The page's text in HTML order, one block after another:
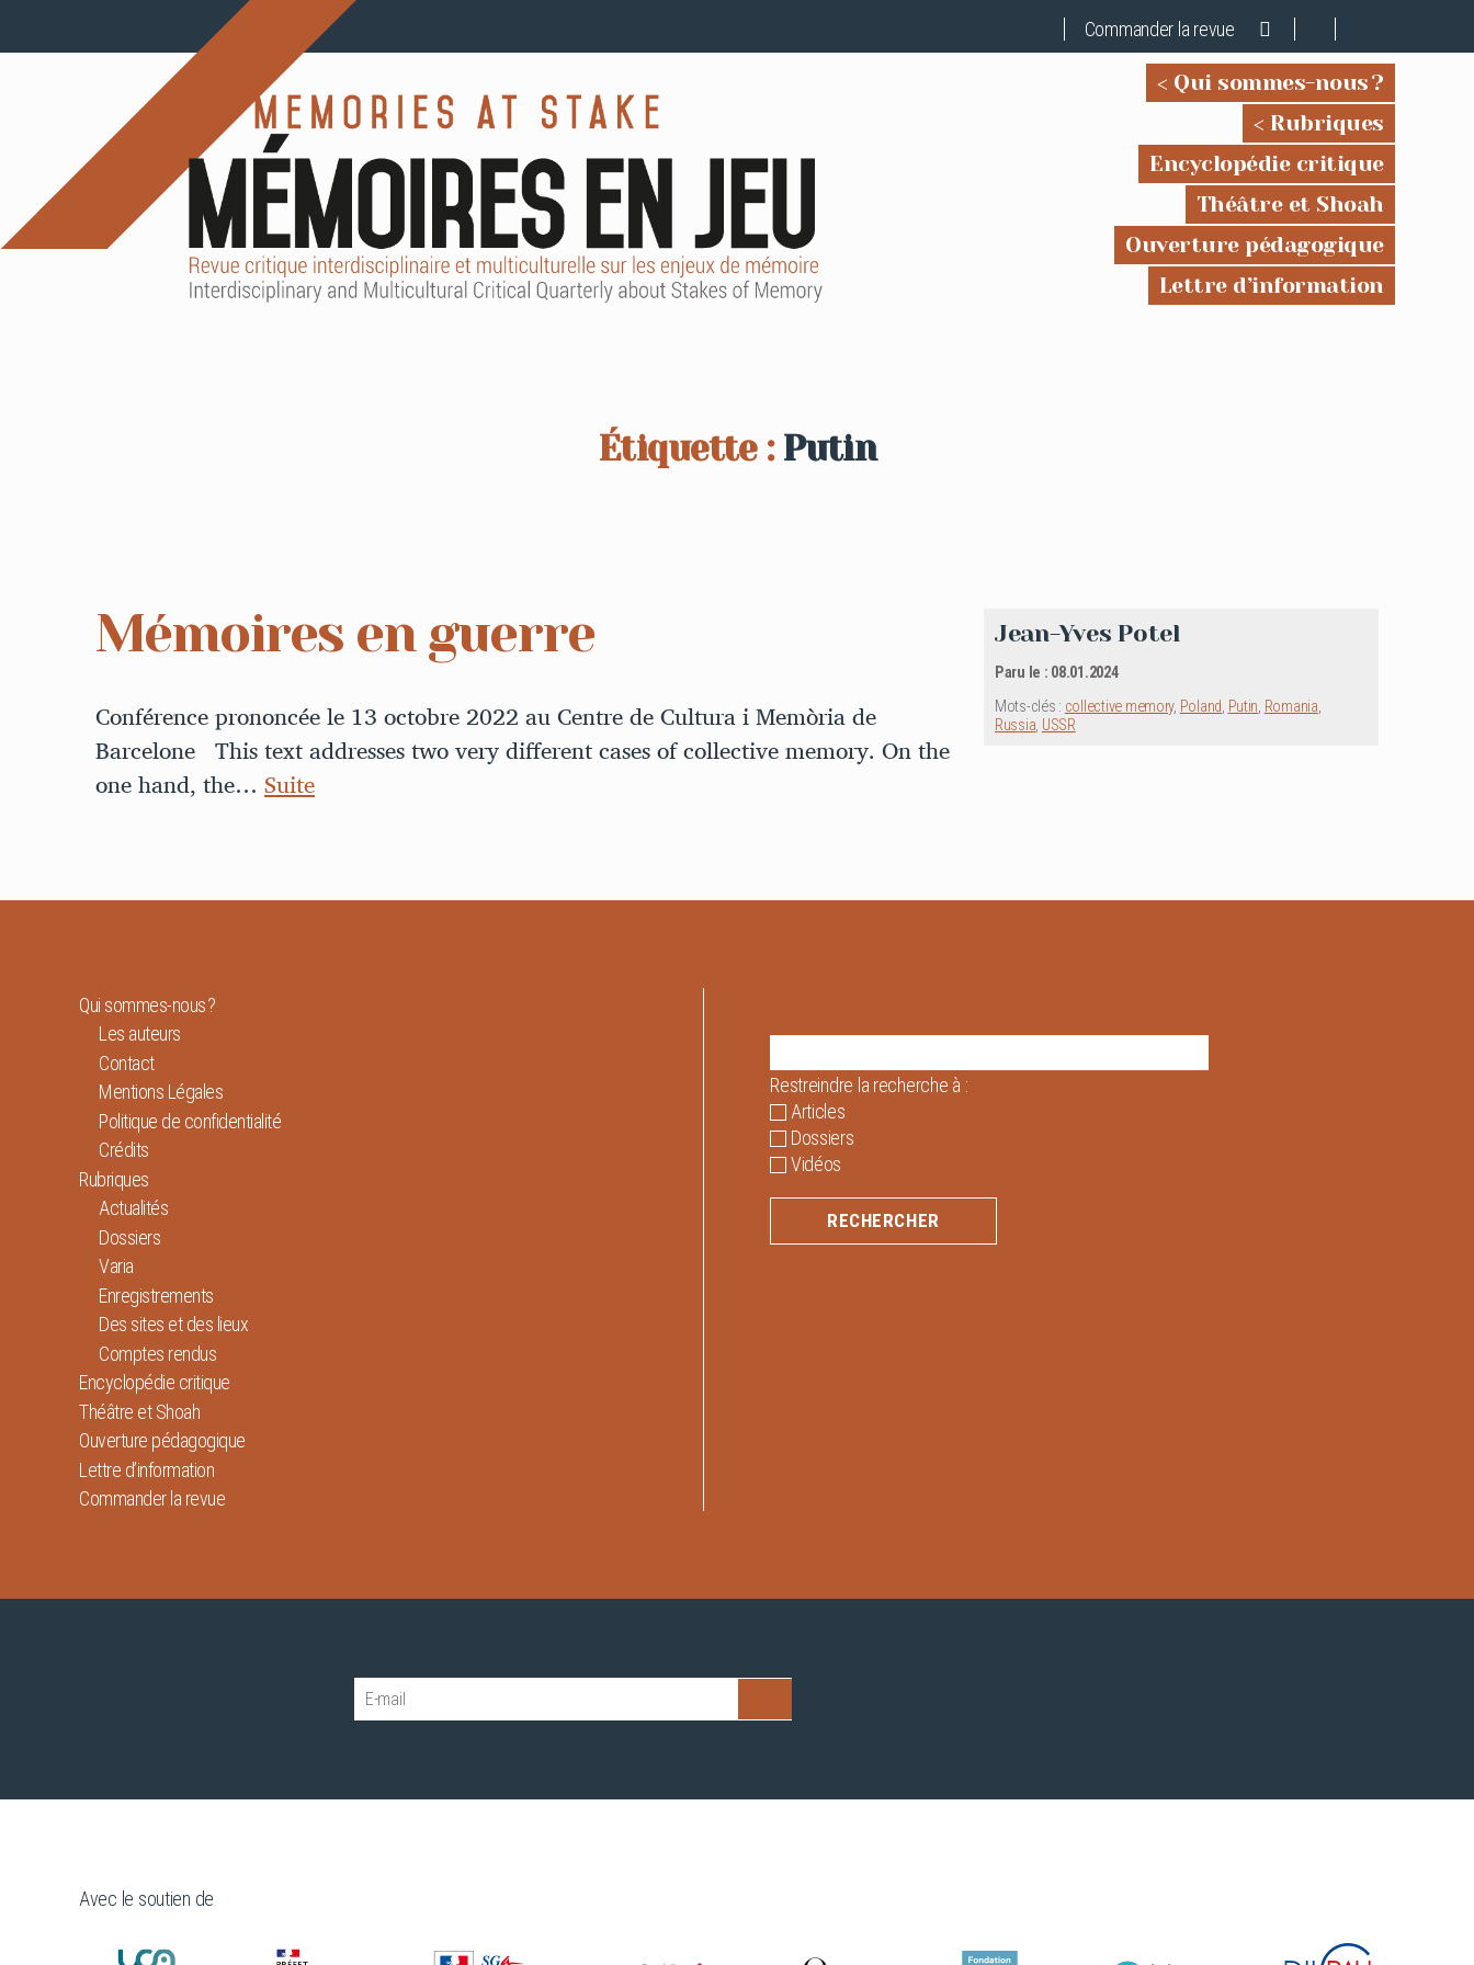
Commander la revue
Qui sommes-nous ?
Rubriques
Encyclopédie critique
Théâtre et Shoah
Ouverture pédagogique
Lettre d’information
Étiquette : Putin
Mémoires en guerre
Conférence prononcée le 13 octobre 2022 au Centre de Cultura i Memòria de
Barcelone This text addresses two very different cases of collective memory. On the
one hand, the… Suite
Jean-Yves Potel
Paru le : 08.01.2024
Mots-clés : collective memory, Poland, Putin, Romania,
Russia, USSR
Qui sommes-nous ?
Les auteurs
Contact
Mentions Légales
Politique de confidentialité
Crédits
Rubriques
Actualités
Dossiers
Varia
Enregistrements
Des sites et des lieux
Comptes rendus
Encyclopédie critique
Théâtre et Shoah
Ouverture pédagogique
Lettre d’information
Commander la revue
Restreindre la recherche à :
Articles
Dossiers
Vidéos
Avec le soutien de